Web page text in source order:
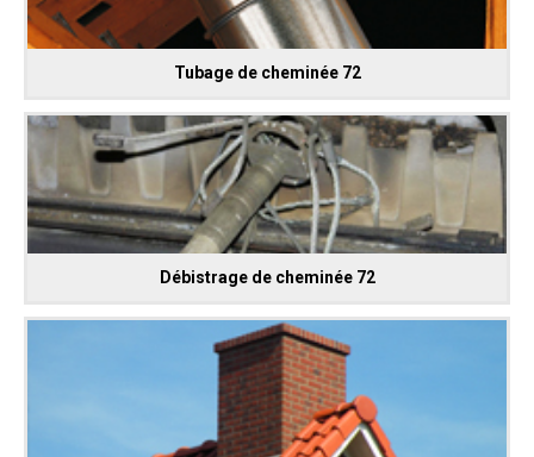
Tubage de cheminée 72
Débistrage de cheminée 72